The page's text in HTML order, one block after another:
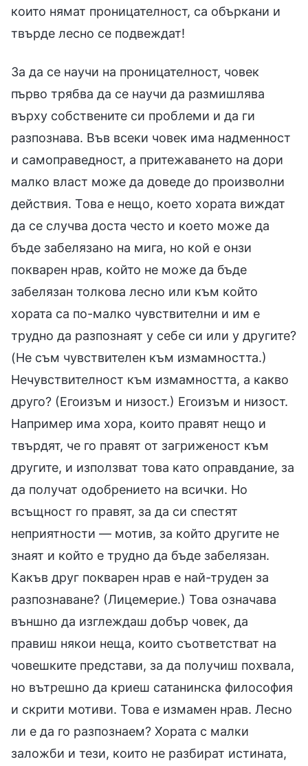
които нямат проницателност, са объркани и
твърде лесно се подвеждат!
За да се научи на проницателност, човек
първо трябва да се научи да размишлява
върху собствените си проблеми и да ги
разпознава. Във всеки човек има надменност
и самоправедност, а притежаването на дори
малко власт може да доведе до произволни
действия. Това е нещо, което хората виждат
да се случва доста често и което може да
бъде забелязано на мига, но кой е онзи
покварен нрав, който не може да бъде
забелязан толкова лесно или към който
хората са по-малко чувствителни и им е
трудно да разпознаят у себе си или у другите?
(Не съм чувствителен към измамността.)
Нечувствителност към измамността, а какво
друго? (Егоизъм и низост.) Егоизъм и низост.
Например има хора, които правят нещо и
твърдят, че го правят от загриженост към
другите, и използват това като оправдание, за
да получат одобрението на всички. Но
всъщност го правят, за да си спестят
неприятности — мотив, за който другите не
знаят и който е трудно да бъде забелязан.
Какъв друг покварен нрав е най-труден за
разпознаване? (Лицемерие.) Това означава
външно да изглеждаш добър човек, да
правиш някои неща, които съответстват на
човешките представи, за да получиш похвала,
но вътрешно да криеш сатанинска философия
и скрити мотиви. Това е измамен нрав. Лесно
ли е да го разпознаем? Хората с малки
заложби и тези, които не разбират истината,